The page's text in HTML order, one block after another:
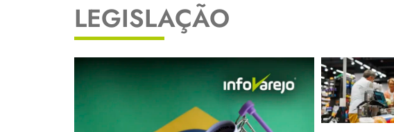
LEGISLAÇÃO